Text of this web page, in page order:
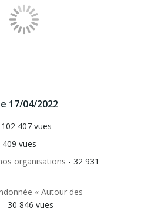
17/04/2022
407 vues
409 vues
organisations - 32 931
« Autour des
- 30 846 vues